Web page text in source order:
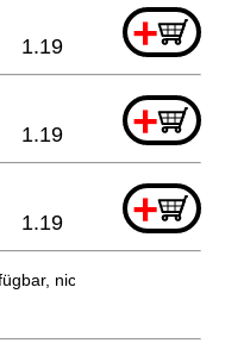
+
1.19
+
1.19
+
1.19
nicht bestellbar